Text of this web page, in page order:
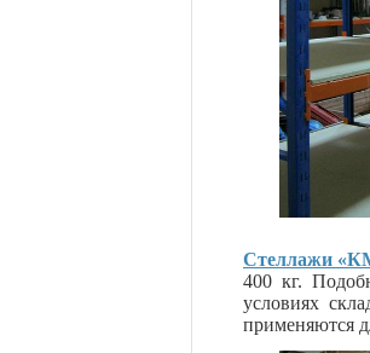
Стеллажи
400 кг.
условиях
применяются